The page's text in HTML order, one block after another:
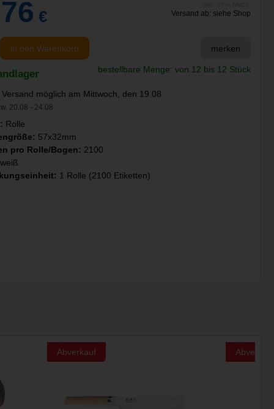
€ Versand ab: siehe Shop
in den Warenkorb merken
bestellbare Menge: von 12 bis 12 Stück
möglich am Mittwoch, den 19.08
20.08 - 24.08
Rolle
57x32mm
pro Rolle/Bogen: 2100
weiß
1 Rolle (2100 Etiketten)
Abverkauf Abverkauf